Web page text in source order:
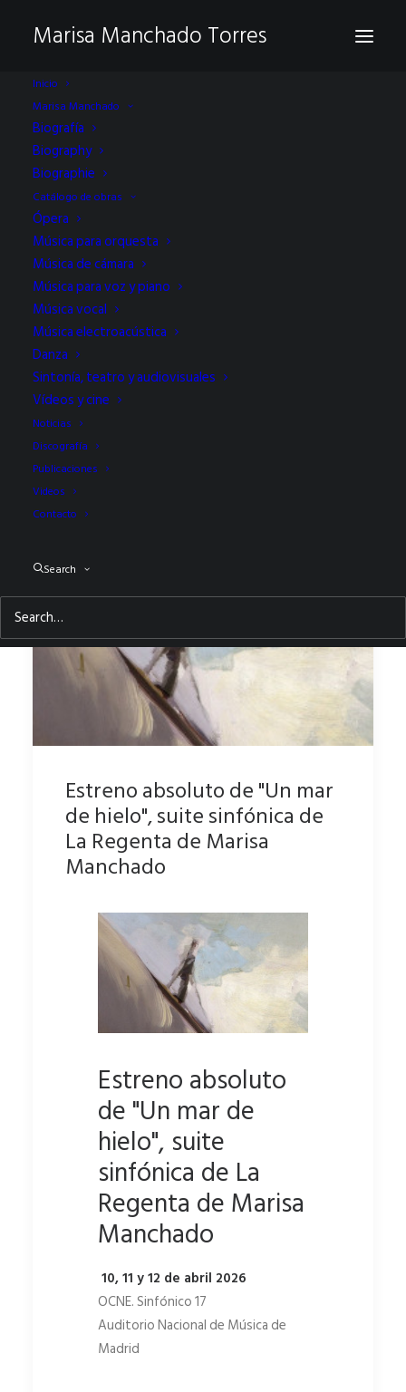
Marisa Manchado Torres
Inicio
Marisa Manchado
Biografía
Biography
Biographie
Catálogo de obras
Ópera
Música para orquesta
Música de cámara
Música para voz y piano
Música vocal
Música electroacústica
Danza
Sintonía, teatro y audiovisuales
Vídeos y cine
Noticias
Discografía
Publicaciones
Videos
Contacto
Search
Estreno absoluto de
«Un mar de hielo»
Estreno absoluto de "Un mar
de hielo", suite sinfónica de
La Regenta de Marisa
Manchado
Estreno absoluto
de "Un mar de
hielo", suite
sinfónica de La
Regenta de Marisa
Manchado
10, 11 y 12 de abril 2026
OCNE. Sinfónico 17
Auditorio Nacional de Música de
Madrid